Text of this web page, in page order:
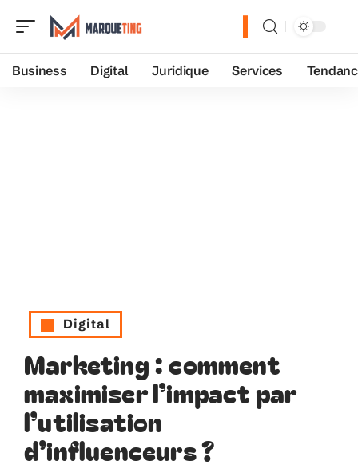
Business Digital Juridique Services
Digital
Marketing : comment
maximiser l’impact par
l’utilisation
d’influenceurs ?